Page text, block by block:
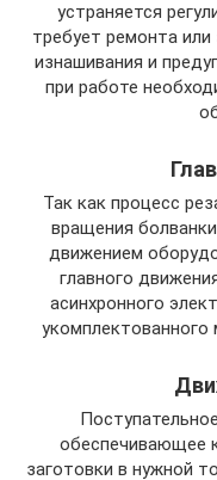
устраняется
требует ремонта
изнашивания и
при работе
Так как процесс
вращения
движением
главного
асинхронного
укомплектованного
обеспечивающее
заготовки в нужной